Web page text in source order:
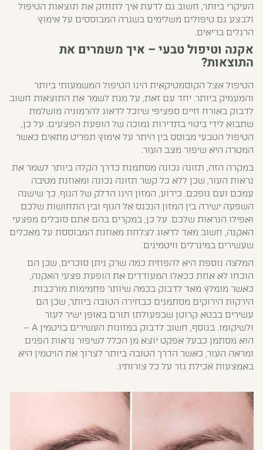
העיקרי ביותר, חשוב גם לדעת איך לתחזק את תוצאות הטיפול
ולבצע גם טיפולים משלימים בשגרה המבוססים על אימוץ
הרגלים בריאים.
אקנה וטיפול טבעי – איך משמרים את
התוצאות?
הטיפול אצל הקוסמטיקאית הינו הטיפול המשמעותי ביותר
והמעמיק ביותר. יחד עם זאת, על מנת לשמר את התוצאות חשוב
לדבוק באורח חיים ספציפי שיוכל לדאוג להרמוניה מושלמת
שתבוא לידי ביטוי בתדירות נמוכה של הופעת הפצעים. על כן,
הטיפול הטבעי מבוסס בין היתר על אימוץ תפריט מתאים כאשר
המטרה היא שיפור מצב העור.
במקרה הזה, תזונה נכונה מסתמנת כדרך הקלה ביותר לשמר את
נראות העור, שכן ללא כל קשר תזונה נכונה ומאוזנת מטיבה
עמכם ועם גופכם. כידוע, המזון הינו הדלק של הגוף, כך שישנה
השפעה ישירה בין המזון הנכנס אל הגוף ובין התחושות שלכם
ואפילו הנראות שלכם. על כן, במקרים בהם אתם סובלים מפצעי
האקנה, חשוב מאד לדאוג לצלחת מאוזנת המבוססת על מאכלים
שעשירים במינרלים וויטמינים.
המלצה נוספת היא להפחית כמה שרק ניתן סוכרים, שכן הם
הוכחו לא אחת ככאלו המעודדים את הופעת פצעי האקנה,
כאשר מומלץ מאד לדבוק בכמה שיותר פחמימות מורכבות.
הירקות הירוקים מסתמנים כבחירה הטובה ביותר, שכן הם
עשירים בבטא קרוטן שבפעולתו תורם באופן ישיר לעור
ולשיקומו. בנוסף, חשוב לדבוק במזונות העשירים בויטמין A –
הוא מסתמן כבעל אפקט יוצא מן הכלל לשיפור נראות הפנים
ומראה העור, כאשר הדרך הטובה ביותר לצרוך את הויטמין היא
באמצעות אכילת גזר על כל צורותיו.